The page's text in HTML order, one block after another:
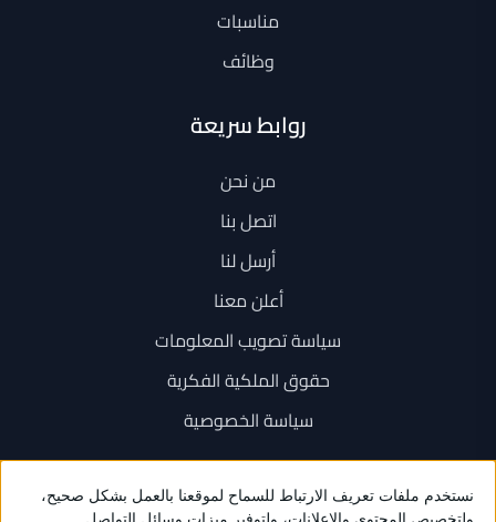
مناسبات
وظائف
روابط سريعة
من نحن
اتصل بنا
أرسل لنا
أعلن معنا
سياسة تصويب المعلومات
حقوق الملكية الفكرية
سياسة الخصوصية
اتصل بنا